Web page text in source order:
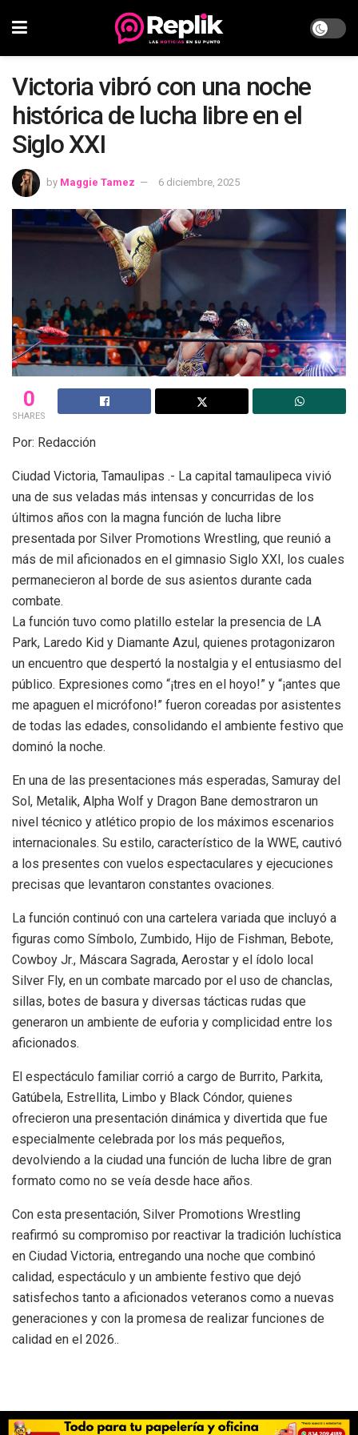
Victoria vibró con una noche
histórica de lucha libre en el
Siglo XXI
by Maggie Tamez 6 diciembre, 2025
0
SHARES
Por: Redacción
Ciudad Victoria, Tamaulipas .- La capital tamaulipeca vivió
una de sus veladas más intensas y concurridas de los
últimos años con la magna función de lucha libre
presentada por Silver Promotions Wrestling, que reunió a
más de mil aficionados en el gimnasio Siglo XXI, los cuales
permanecieron al borde de sus asientos durante cada
combate.
La función tuvo como platillo estelar la presencia de LA
Park, Laredo Kid y Diamante Azul, quienes protagonizaron
un encuentro que despertó la nostalgia y el entusiasmo del
público. Expresiones como “¡tres en el hoyo!” y “¡antes que
me apaguen el micrófono!” fueron coreadas por asistentes
de todas las edades, consolidando el ambiente festivo que
dominó la noche.
En una de las presentaciones más esperadas, Samuray del
Sol, Metalik, Alpha Wolf y Dragon Bane demostraron un
nivel técnico y atlético propio de los máximos escenarios
internacionales. Su estilo, característico de la WWE, cautivó
a los presentes con vuelos espectaculares y ejecuciones
precisas que levantaron constantes ovaciones.
La función continuó con una cartelera variada que incluyó a
figuras como Símbolo, Zumbido, Hijo de Fishman, Bebote,
Cowboy Jr., Máscara Sagrada, Aerostar y el ídolo local
Silver Fly, en un combate marcado por el uso de chanclas,
sillas, botes de basura y diversas tácticas rudas que
generaron un ambiente de euforia y complicidad entre los
aficionados.
El espectáculo familiar corrió a cargo de Burrito, Parkita,
Gatúbela, Estrellita, Limbo y Black Cóndor, quienes
ofrecieron una presentación dinámica y divertida que fue
especialmente celebrada por los más pequeños,
devolviendo a la ciudad una función de lucha libre de gran
formato como no se veía desde hace años.
Con esta presentación, Silver Promotions Wrestling
reafirmó su compromiso por reactivar la tradición luchística
en Ciudad Victoria, entregando una noche que combinó
calidad, espectáculo y un ambiente festivo que dejó
satisfechos tanto a aficionados veteranos como a nuevas
generaciones y con la promesa de realizar funciones de
calidad en el 2026..